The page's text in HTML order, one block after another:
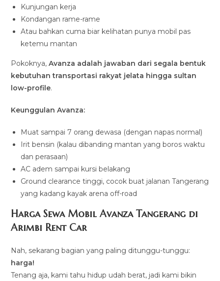
Kunjungan kerja
Kondangan rame-rame
Atau bahkan cuma biar kelihatan punya mobil pas
ketemu mantan
Pokoknya,Avanza adalah jawaban dari segala bentuk
kebutuhan transportasi rakyat jelata hingga sultan
low-profile.
Keunggulan Avanza:
Muat sampai 7 orang dewasa (dengan napas normal)
Irit bensin (kalau dibanding mantan yang boros waktu
dan perasaan)
AC adem sampai kursi belakang
Ground clearance tinggi, cocok buat jalanan Tangerang
yang kadang kayak arena off-road
Harga Sewa Mobil Avanza Tangerang di
Arimbi Rent Car
Nah, sekarang bagian yang paling ditunggu-tunggu:
harga!
Tenang aja, kami tahu hidup udah berat, jadi kami bikin